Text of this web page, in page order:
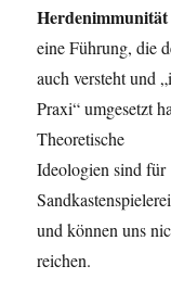
Herdenimmunität
eine Führung, die
auch versteht und
Praxi“ umgesetzt
Theoretische
Ideologien sind für
und können uns
reichen.